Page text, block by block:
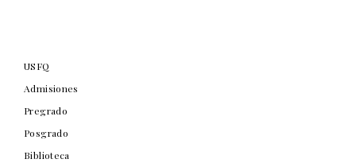
USFQ
Admisiones
Pregrado
Posgrado
Biblioteca